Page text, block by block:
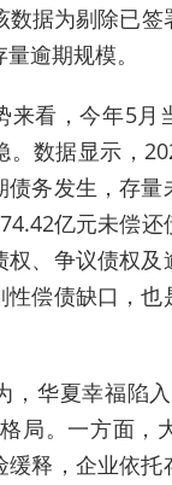
数据为剔除已
逾期规模。
来看，今年5月
。数据显示，
债务发生，存量
亿元未偿
权、争议债权
性偿债缺口，
，华夏幸福陷
局。一方面，
缓释，企业依托